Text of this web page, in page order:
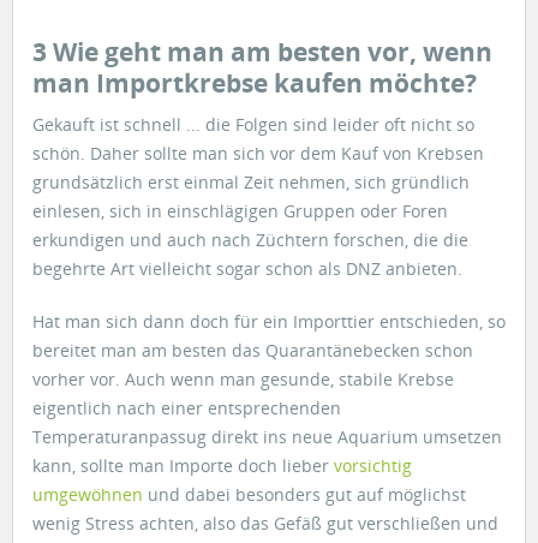
3 Wie geht man am besten vor, wenn
man Importkrebse kaufen möchte?
Gekauft ist schnell ... die Folgen sind leider oft nicht so
schön. Daher sollte man sich vor dem Kauf von Krebsen
grundsätzlich erst einmal Zeit nehmen, sich gründlich
einlesen, sich in einschlägigen Gruppen oder Foren
erkundigen und auch nach Züchtern forschen, die die
begehrte Art vielleicht sogar schon als DNZ anbieten.
Hat man sich dann doch für ein Importtier entschieden, so
bereitet man am besten das Quarantänebecken schon
vorher vor. Auch wenn man gesunde, stabile Krebse
eigentlich nach einer entsprechenden
Temperaturanpassug direkt ins neue Aquarium umsetzen
kann, sollte man Importe doch lieber vorsichtig
umgewöhnen und dabei besonders gut auf möglichst
wenig Stress achten, also das Gefäß gut verschließen und